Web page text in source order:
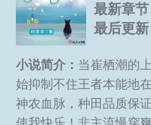
最新章节
最后更新
小说简介： 当崔栖潮的
始抑制不住王者本能地
神农血脉，种田品质保